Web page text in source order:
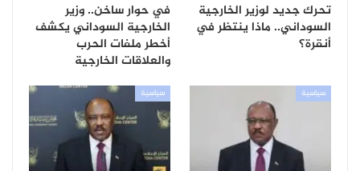
تحرك جديد لوزير الخارجية
السوداني.. ماذا ينتظر في
أنقرة؟
في حوار ساخن.. وزير
الخارجية السوداني يكشف
أخطر ملفات الحرب
والعلاقات الخارجية
سياسية سياسية